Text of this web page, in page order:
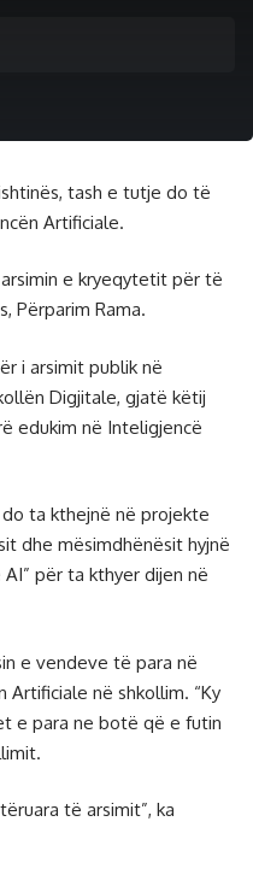
tash e tutje do të
Artificiale.
e kryeqytetit për të
Përparim Rama.
i arsimit publik në
Digjitale, gjatë këtij
edukim në Inteligjencë
ta kthejnë në projekte
dhe mësimdhënësit hyjnë
për ta kthyer dijen në
e vendeve të para në
në shkollim. “Ky
e para ne botë që e futin
të arsimit”, ka